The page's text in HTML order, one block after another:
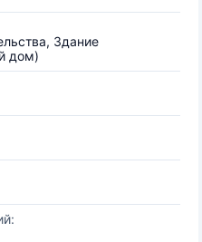
Здание
дом)